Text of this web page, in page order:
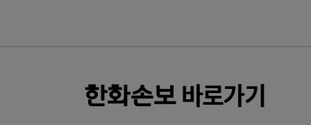
한화손보바로가기